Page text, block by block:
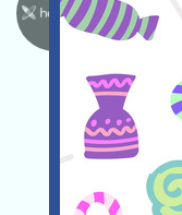
Heyaura
用安全，
务，邀请
关联:
收录时间:
重要